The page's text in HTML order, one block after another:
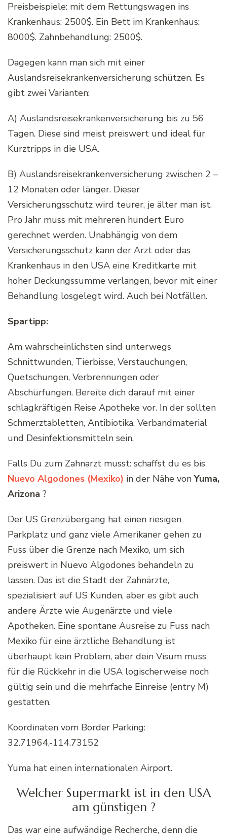
Preisbeispiele: mit dem Rettungswagen ins
Krankenhaus: 2500$. Ein Bett im Krankenhaus:
8000$. Zahnbehandlung: 2500$.
Dagegen kann man sich mit einer
Auslandsreisekrankenversicherung schützen. Es
gibt zwei Varianten:
A) Auslandsreisekrankenversicherung bis zu 56
Tagen. Diese sind meist preiswert und ideal für
Kurztripps in die USA.
B) Auslandsreisekrankenversicherung zwischen 2 –
12 Monaten oder länger. Dieser
Versicherungsschutz wird teurer, je älter man ist.
Pro Jahr muss mit mehreren hundert Euro
gerechnet werden. Unabhängig von dem
Versicherungsschutz kann der Arzt oder das
Krankenhaus in den USA eine Kreditkarte mit
hoher Deckungssumme verlangen, bevor mit einer
Behandlung losgelegt wird. Auch bei Notfällen.
Spartipp:
Am wahrscheinlichsten sind unterwegs
Schnittwunden, Tierbisse, Verstauchungen,
Quetschungen, Verbrennungen oder
Abschürfungen. Bereite dich darauf mit einer
schlagkräftigen Reise Apotheke vor. In der sollten
Schmerztabletten, Antibiotika, Verbandmaterial
und Desinfektionsmitteln sein.
Falls Du zum Zahnarzt musst: schaffst du es bis
Nuevo Algodones (Mexiko) in der Nähe vonYuma,
Arizona ?
Der US Grenzübergang hat einen riesigen
Parkplatz und ganz viele Amerikaner gehen zu
Fuss über die Grenze nach Mexiko, um sich
preiswert in Nuevo Algodones behandeln zu
lassen. Das ist die Stadt der Zahnärzte,
spezialisiert auf US Kunden, aber es gibt auch
andere Ärzte wie Augenärzte und viele
Apotheken. Eine spontane Ausreise zu Fuss nach
Mexiko für eine ärztliche Behandlung ist
überhaupt kein Problem, aber dein Visum muss
für die Rückkehr in die USA logischerweise noch
gültig sein und die mehrfache Einreise (entry M)
gestatten.
Koordinaten vom Border Parking:
32.71964,-114.73152
Yuma hat einen internationalen Airport.
Welcher Supermarkt ist in den USA
am günstigen ?
Das war eine aufwändige Recherche, denn die